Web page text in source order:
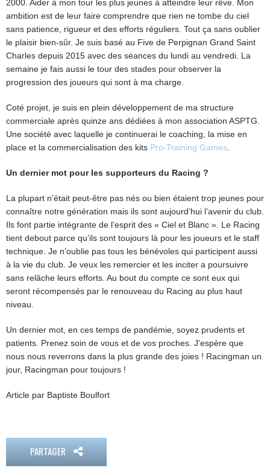
2000. Aider à mon tour les plus jeunes à atteindre leur rêve. Mon
ambition est de leur faire comprendre que rien ne tombe du ciel
sans patience, rigueur et des efforts réguliers. Tout ça sans oublier
le plaisir bien-sûr. Je suis basé au Five de Perpignan Grand Saint
Charles depuis 2015 avec des séances du lundi au vendredi. La
semaine je fais aussi le tour des stades pour observer la
progression des joueurs qui sont à ma charge.
Coté projet, je suis en plein développement de ma structure
commerciale après quinze ans dédiées à mon association ASPTG.
Une société avec laquelle je continuerai le coaching, la mise en
place et la commercialisation des kits Pro-Training Games
Un dernier mot pour les supporteurs du Racing ?
La plupart n’était peut-être pas nés ou bien étaient trop jeunes pour
connaître notre génération mais ils sont aujourd’hui l’avenir du club.
Ils font partie intégrante de l’esprit des « Ciel et Blanc ». Le Racing
tient debout parce qu’ils sont toujours là pour les joueurs et le staff
technique. Je n’oublie pas tous les bénévoles qui participent aussi
à la vie du club. Je veux les remercier et les inciter a poursuivre
sans relâche leurs efforts. Au bout du compte ce sont eux qui
seront récompensés par le renouveau du Racing au plus haut
niveau.
Un dernier mot, en ces temps de pandémie, soyez prudents et
patients. Prenez soin de vous et de vos proches. J’espère que
nous nous reverrons dans la plus grande des joies ! Racingman un
jour, Racingman pour toujours !
Article par Baptiste Boulfort
PARTAGER